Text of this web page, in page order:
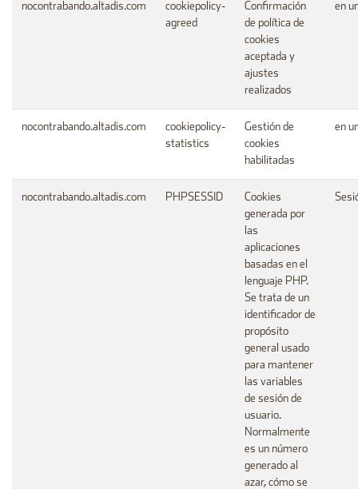
nocontrabando.altadis.com
cookiepolicy-
agreed
Confirmación
de política de
cookies
aceptada y
ajustes
realizados
en
nocontrabando.altadis.com
cookiepolicy-
statistics
Gestión de
cookies
habilitadas
en
nocontrabando.altadis.com PHPSESSID
Cookies
generada por
las
aplicaciones
basadas en el
lenguaje PHP.
Se trata de un
identificador de
propósito
general usado
para mantener
las variables
de sesión de
usuario.
Normalmente
es un número
generado al
azar, cómo se